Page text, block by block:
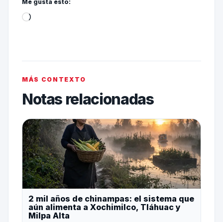
Me gusta esto:
MÁS CONTEXTO
Notas relacionadas
2 mil años de chinampas: el sistema que
aún alimenta a Xochimilco, Tláhuac y
Milpa Alta